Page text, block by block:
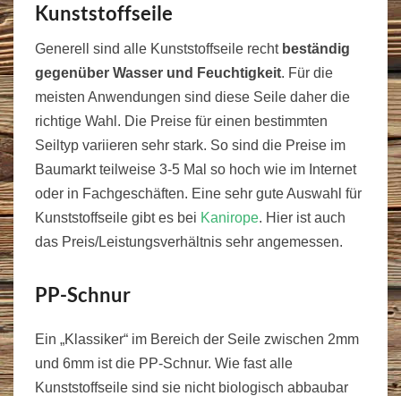
Kunststoffseile
Generell sind alle Kunststoffseile recht beständig
gegenüber Wasser und Feuchtigkeit. Für die
meisten Anwendungen sind diese Seile daher die
richtige Wahl. Die Preise für einen bestimmten
Seiltyp variieren sehr stark. So sind die Preise im
Baumarkt teilweise 3-5 Mal so hoch wie im Internet
oder in Fachgeschäften. Eine sehr gute Auswahl für
Kunststoffseile gibt es bei Kanirope. Hier ist auch
das Preis/Leistungsverhältnis sehr angemessen.
PP-Schnur
Ein „Klassiker“ im Bereich der Seile zwischen 2mm
und 6mm ist die PP-Schnur. Wie fast alle
Kunststoffseile sind sie nicht biologisch abbaubar